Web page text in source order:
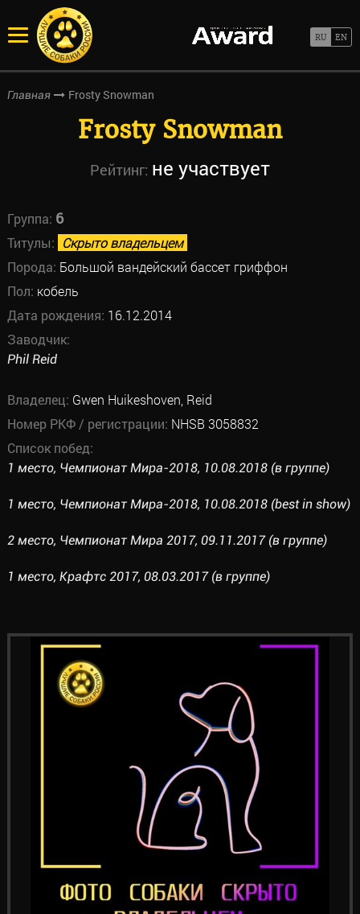
Главная Frosty Snowman
Frosty Snowman
Рейтинг: не участвует
Группа: 6
Титулы: Скрыто владельцем
Порода: Большой вандейский бассет гриффон
Пол: кобель
Дата рождения: 16.12.2014
Заводчик:
Phil Reid
Владелец: Gwen Huikeshoven, Reid
Номер РКФ / регистрации: NHSB 3058832
Список побед:
1 место, Чемпионат Мира-2018, 10.08.2018 (в группе)
1 место, Чемпионат Мира-2018, 10.08.2018 (best in show)
2 место, Чемпионат Мира 2017, 09.11.2017 (в группе)
1 место, Крафтс 2017, 08.03.2017 (в группе)